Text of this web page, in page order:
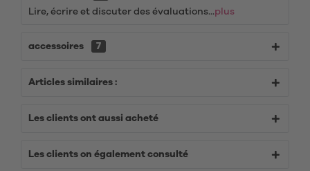
Lire, écrire et discuter des évaluations...plus
accessoires 7
Articles similaires :
Les clients ont aussi acheté
Les clients on également consulté